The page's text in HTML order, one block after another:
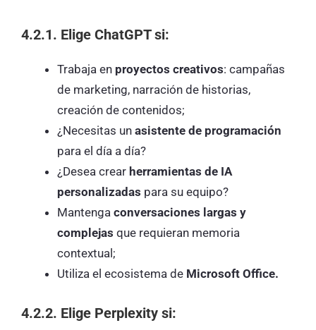
4.2.1. Elige ChatGPT si:
Trabaja en proyectos creativos: campañas
de marketing, narración de historias,
creación de contenidos;
¿Necesitas un asistente de programación
para el día a día?
¿Desea crear herramientas de IA
personalizadas para su equipo?
Mantenga conversaciones largas y
complejas que requieran memoria
contextual;
Utiliza el ecosistema de Microsoft Office.
4.2.2. Elige Perplexity si: